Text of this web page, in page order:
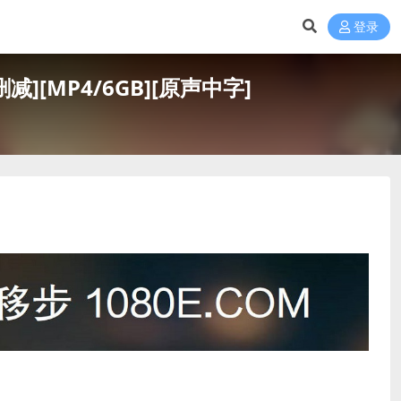
登录
减][MP4/6GB][原声中字]